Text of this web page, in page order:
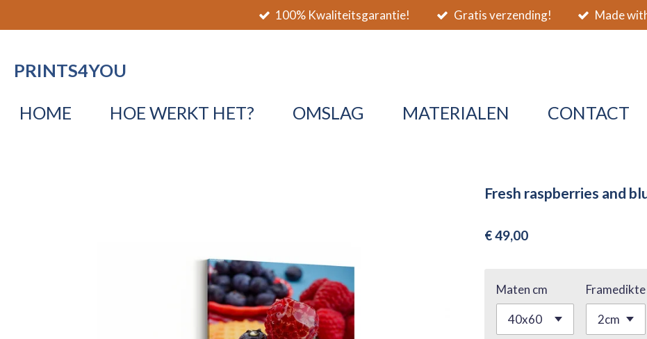
direct
de
100% Kwaliteitsgarantie! Gratis verzending! Made
PRINTS4YOU
HOME HOE WERKT HET? OMSLAG MATERIALEN CONTACT
Fresh raspberries and
€ 49,00
Maten cm Framedikte